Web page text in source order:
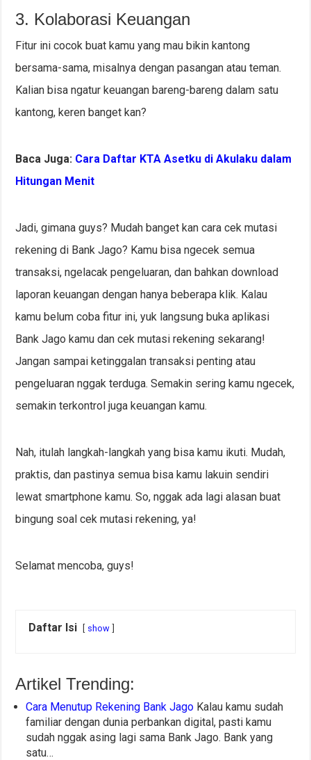
3. Kolaborasi Keuangan
Fitur ini cocok buat kamu yang mau bikin kantong
bersama-sama, misalnya dengan pasangan atau teman.
Kalian bisa ngatur keuangan bareng-bareng dalam satu
kantong, keren banget kan?
Baca Juga: Cara Daftar KTA Asetku di Akulaku dalam
Hitungan Menit
Jadi, gimana guys? Mudah banget kan cara cek mutasi
rekening di Bank Jago? Kamu bisa ngecek semua
transaksi, ngelacak pengeluaran, dan bahkan download
laporan keuangan dengan hanya beberapa klik. Kalau
kamu belum coba fitur ini, yuk langsung buka aplikasi
Bank Jago kamu dan cek mutasi rekening sekarang!
Jangan sampai ketinggalan transaksi penting atau
pengeluaran nggak terduga. Semakin sering kamu ngecek,
semakin terkontrol juga keuangan kamu.
Nah, itulah langkah-langkah yang bisa kamu ikuti. Mudah,
praktis, dan pastinya semua bisa kamu lakuin sendiri
lewat smartphone kamu. So, nggak ada lagi alasan buat
bingung soal cek mutasi rekening, ya!
Selamat mencoba, guys!
Daftar Isi show
Artikel Trending:
Cara Menutup Rekening Bank Jago Kalau kamu sudah
familiar dengan dunia perbankan digital, pasti kamu
sudah nggak asing lagi sama Bank Jago. Bank yang
satu…